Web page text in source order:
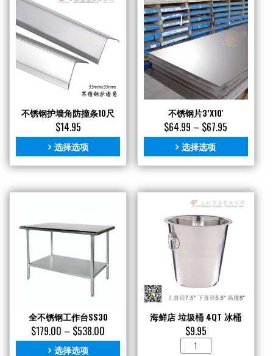
不锈钢护墙角防撞条10尺
$14.95
选择选项
不锈钢片3’X10′
$64.99 – $67.95
选择选项
全不锈钢工作台SS30
$179.00 – $538.00
选择选项
海鲜店 垃圾桶 4QT 冰桶
$9.95
海